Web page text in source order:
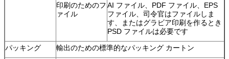
印刷のためのフ
ァイル
AI ファイル、PDF ファイル、EPS
ファイル、司令官はファイルしま
す、またはグラビア印刷を作るとき
PSD ファイルは必要です
パッキング
輸出のための標準的なパッキング カートン